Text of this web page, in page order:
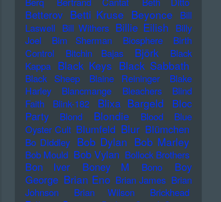
Betterov Betti Kruse Beyonce
Bill
Laswell
Bill Withers Billie Eilish
Billy
Joel
Bim Sherman Biosphere
Birth
Control
Bitchin Bajas Björk
Black
Kappa Black Keys Black Sabbath
Black Sheep Blaine Reininger
Blake
Harley
Blancmange Bleachers
Blind
Faith
Blink-182 Blixa Bargeld
Bloc
Party
Blond Blondie Blood
Blue
Oyster Cult Blumfeld Blur Blümchen
Bo Diddley Bob Dylan Bob Marley
Bob Mould Bob Vylan Bollock Brothers
Bon Iver Boney M Bono
Boy
George Brian Eno Brian James Brian
Johnson
Brian Wilson Brickhead